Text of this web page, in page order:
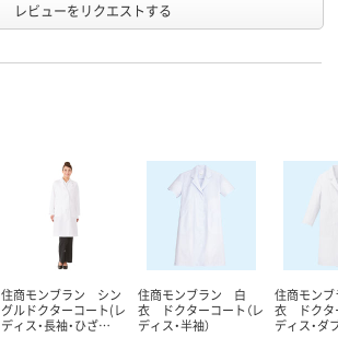
レビューをリクエストする
住商モンブラン シン
グルドクターコート(レ
ディス・長袖・ひざ…
住商モンブラン 白
衣 ドクターコート（レ
ディス・半袖）
住商モン
衣 ドクタ
ディス・ダ